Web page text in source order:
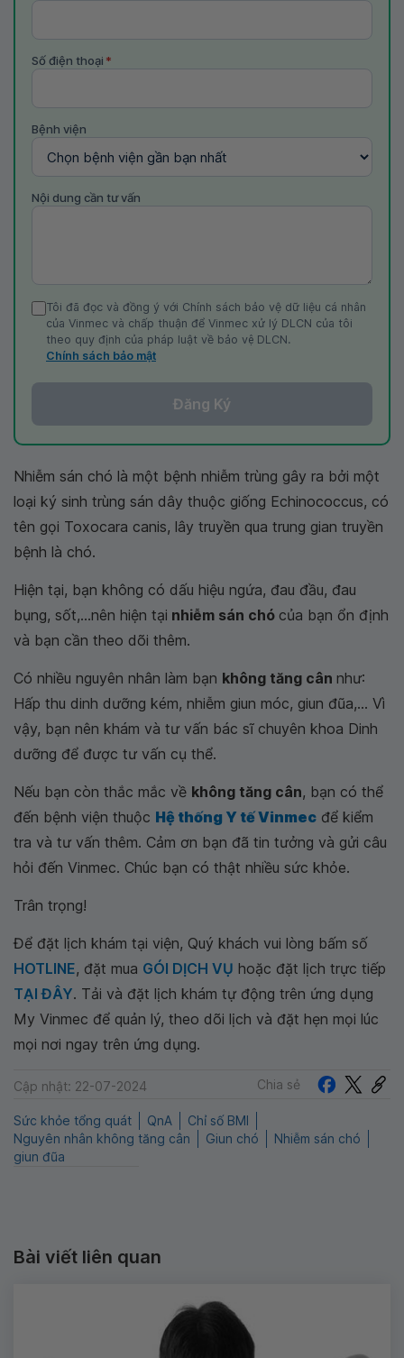
Số điện thoại *
Bệnh viện
Nội dung cần tư vấn
Tôi đã đọc và đồng ý với Chính sách bảo vệ dữ liệu cá nhân
của Vinmec và chấp thuận để Vinmec xử lý DLCN của tôi
theo quy định của pháp luật về bảo vệ DLCN.
Chính sách bảo mật
Đăng Ký
Nhiễm sán chó là một bệnh nhiễm trùng gây ra bởi một
loại ký sinh trùng sán dây thuộc giống Echinococcus, có
tên gọi Toxocara canis, lây truyền qua trung gian truyền
bệnh là chó.
Hiện tại, bạn không có dấu hiệu ngứa, đau đầu, đau
bụng, sốt,...nên hiện tại nhiễm sán chó của bạn ổn định
và bạn cần theo dõi thêm.
Có nhiều nguyên nhân làm bạn không tăng cân như:
Hấp thu dinh dưỡng kém, nhiễm giun móc, giun đũa,... Vì
vậy, bạn nên khám và tư vấn bác sĩ chuyên khoa Dinh
dưỡng để được tư vấn cụ thể.
Nếu bạn còn thắc mắc về không tăng cân, bạn có thể
đến bệnh viện thuộc Hệ thống Y tế Vinmec để kiểm
tra và tư vấn thêm. Cảm ơn bạn đã tin tưởng và gửi câu
hỏi đến Vinmec. Chúc bạn có thật nhiều sức khỏe.
Trân trọng!
Để đặt lịch khám tại viện, Quý khách vui lòng bấm số
HOTLINE, đặt mua GÓI DỊCH VỤ hoặc đặt lịch trực tiếp
TẠI ĐÂY. Tải và đặt lịch khám tự động trên ứng dụng
My Vinmec để quản lý, theo dõi lịch và đặt hẹn mọi lúc
mọi nơi ngay trên ứng dụng.
Cập nhật: 22-07-2024 Chia sẻ
Sức khỏe tổng quát QnA
Chỉ số BMI
Nguyên nhân không tăng cân
Giun chó
Nhiễm sán chó
giun đũa
Bài viết liên quan